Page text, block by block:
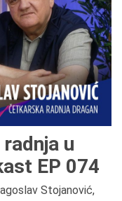
u
EP 074
Stojanović,